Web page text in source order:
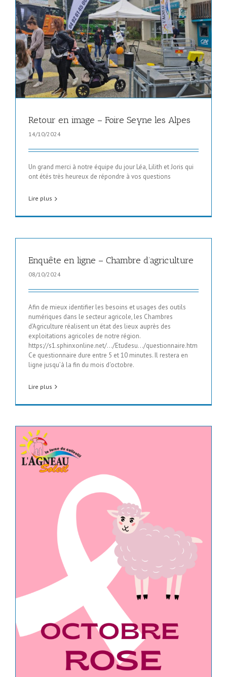
Retour en image – Foire Seyne les Alpes
14/10/2024
Un grand merci à notre équipe du jour Léa, Lilith et Joris qui
ont étés très heureux de répondre à vos questions
Lire plus
Enquête en ligne – Chambre d’agriculture
08/10/2024
Afin de mieux identifier les besoins et usages des outils
numériques dans le secteur agricole, les Chambres
d'Agriculture réalisent un état des lieux auprès des
exploitations agricoles de notre région.
https://s1.sphinxonline.net/.../Etudesu.../questionnaire.htm
Ce questionnaire dure entre 5 et 10 minutes. Il restera en
ligne jusqu’à la fin du mois d'octobre.
Lire plus